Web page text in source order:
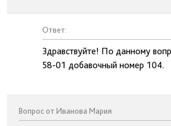
Ответ:
Здравствуйте! По данному
58-01 добавочный номер 104.
Вопрос от Иванова Мария